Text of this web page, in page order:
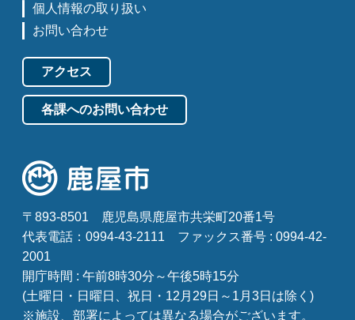
個人情報の取り扱い
お問い合わせ
アクセス
各課へのお問い合わせ
〒893-8501
鹿児島県鹿屋市共栄町20番1号
代表電話：0994-43-2111
ファックス番号 : 0994-42-
2001
開庁時間 : 午前8時30分～午後5時15分
(土曜日・日曜日、祝日・12月29日～1月3日は除く)
※施設、部署によっては異なる場合がございます。